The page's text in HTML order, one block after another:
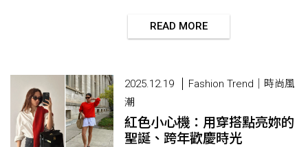
READ MORE
2025.12.19
Fashion Trend｜時尚風
潮
紅色小心機：用穿搭點亮妳的
聖誕、跨年歡慶時光